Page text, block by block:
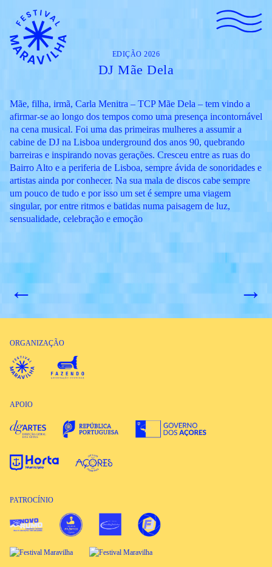
EDIÇÃO 2026
DJ Mãe Dela
Mãe, filha, irmã, Carla Menitra – TCP Mãe Dela – tem vindo a
afirmar-se ao longo dos tempos como uma presença incontornável
na cena musical. Foi uma das primeiras mulheres a assumir a
cabine de DJ na Lisboa underground dos anos 90, quebrando
barreiras e inspirando novas gerações. Cresceu entre as ruas do
Bairro Alto e a periferia de Lisboa, sempre ávida de sonoridades e
artistas ainda por conhecer. Na sua mala de discos cabe sempre
um pouco de tudo e por isso um set é sempre uma viagem
singular, por entre ritmos e batidas numa paisagem de luz,
sensualidade, celebração e emoção
← →
ORGANIZAÇÃO
APOIO
PATROCÍNIO